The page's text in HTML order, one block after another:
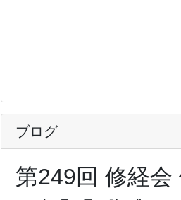
ブログ
第249回 修経会